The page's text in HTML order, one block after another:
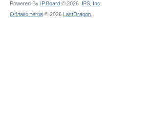
Powered By IP.Board © 2026 IPS, Inc
Облако тегов © 2026 LastDragon